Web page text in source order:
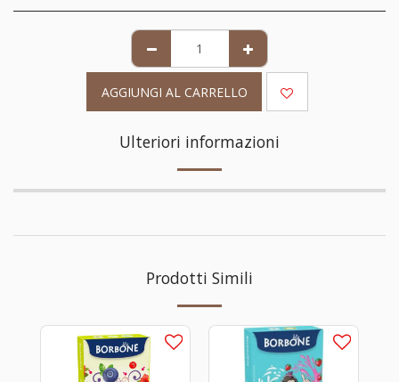
AGGIUNGI AL CARRELLO
Ulteriori informazioni
Prodotti Simili